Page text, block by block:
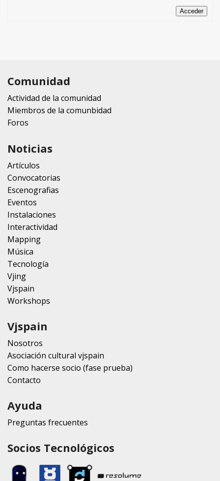
Acceder
Comunidad
Actividad de la comunidad
Miembros de la comunbidad
Foros
Noticias
Artículos
Convocatorias
Escenografias
Eventos
Instalaciones
Interactividad
Mapping
Música
Tecnología
Vjing
Vjspain
Workshops
Vjspain
Nosotros
Asociación cultural vjspain
Como hacerse socio (fase prueba)
Contacto
Ayuda
Preguntas frecuentes
Socios Tecnológicos